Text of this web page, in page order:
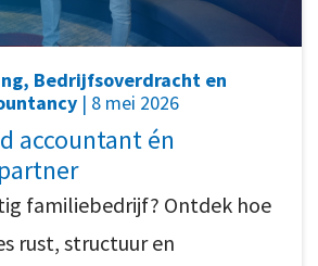
Bedrijfsoverdracht en
| 8 mei 2026
accountant én
familiebedrijf? Ontdek hoe
rust, structuur en